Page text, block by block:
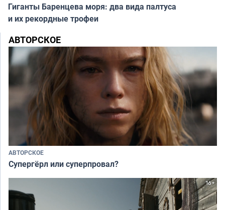
Гиганты Баренцева моря: два вида палтуса
и их рекордные трофеи
АВТОРСКОЕ
АВТОРСКОЕ
Супергёрл или суперпровал?